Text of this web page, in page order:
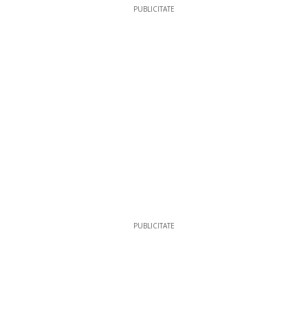
PUBLICITATE
PUBLICITATE